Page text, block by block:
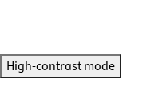
High-contrast mode